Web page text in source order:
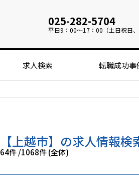
025-282-5704
平日9：00～17：00（土日祝日、
求人検索 転職成功事
【上越市】の求人情報検
64件/1068件 (全体)